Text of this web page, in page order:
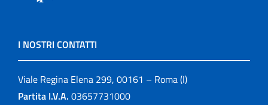
I NOSTRI CONTATTI
Viale Regina Elena 299, 00161 – Roma (I)
Partita I.V.A. 03657731000